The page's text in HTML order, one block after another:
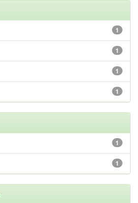
1
1
1
1
1
1